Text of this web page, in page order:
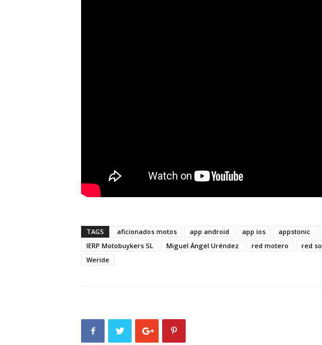
TAGS aficionados motos app android app ios appstonic
IERP Motobuykers SL
Miguel Ángel Uréndez red motero red
Weride